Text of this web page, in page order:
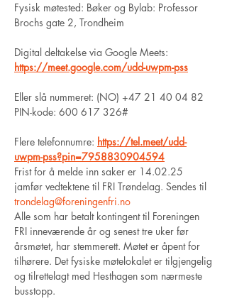
Fysisk møtested: Bøker og Bylab: Professor
Brochs gate 2, Trondheim
Digital deltakelse via Google Meets:
https://meet.google.com/udd-uwpm-pss
Eller slå nummeret: ‪(NO) +47 21 40 04 82‬
PIN-kode: ‪600 617 326‬#
Flere telefonnumre: https://tel.meet/udd-
uwpm-pss?pin=7958830904594
Frist for å melde inn saker er 14.02.25
jamfør vedtektene til FRI Trøndelag. Sendes til
trondelag@foreningenfri.no
Alle som har betalt kontingent til Foreningen
FRI inneværende år og senest tre uker før
årsmøtet, har stemmerett. Møtet er åpent for
tilhørere. Det fysiske møtelokalet er tilgjengelig
og tilrettelagt med Hesthagen som nærmeste
busstopp.